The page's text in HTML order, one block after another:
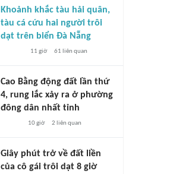
Khoảnh khắc tàu hải quân,
tàu cá cứu hai người trôi
dạt trên biển Đà Nẵng
11 giờ 61 liên quan
Cao Bằng động đất lần thứ
4, rung lắc xảy ra ở phường
đông dân nhất tỉnh
10 giờ 2 liên quan
Giây phút trở về đất liền
của cô gái trôi dạt 8 giờ